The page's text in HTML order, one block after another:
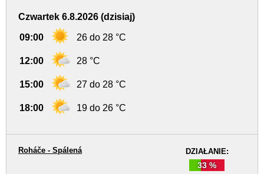
Czwartek 6.8.2026 (dzisiaj)
09:00 26 do 28 °C
12:00 28 °C
15:00 27 do 28 °C
18:00 19 do 26 °C
DZIAŁANIE:
33 %
Roháče - Spálená